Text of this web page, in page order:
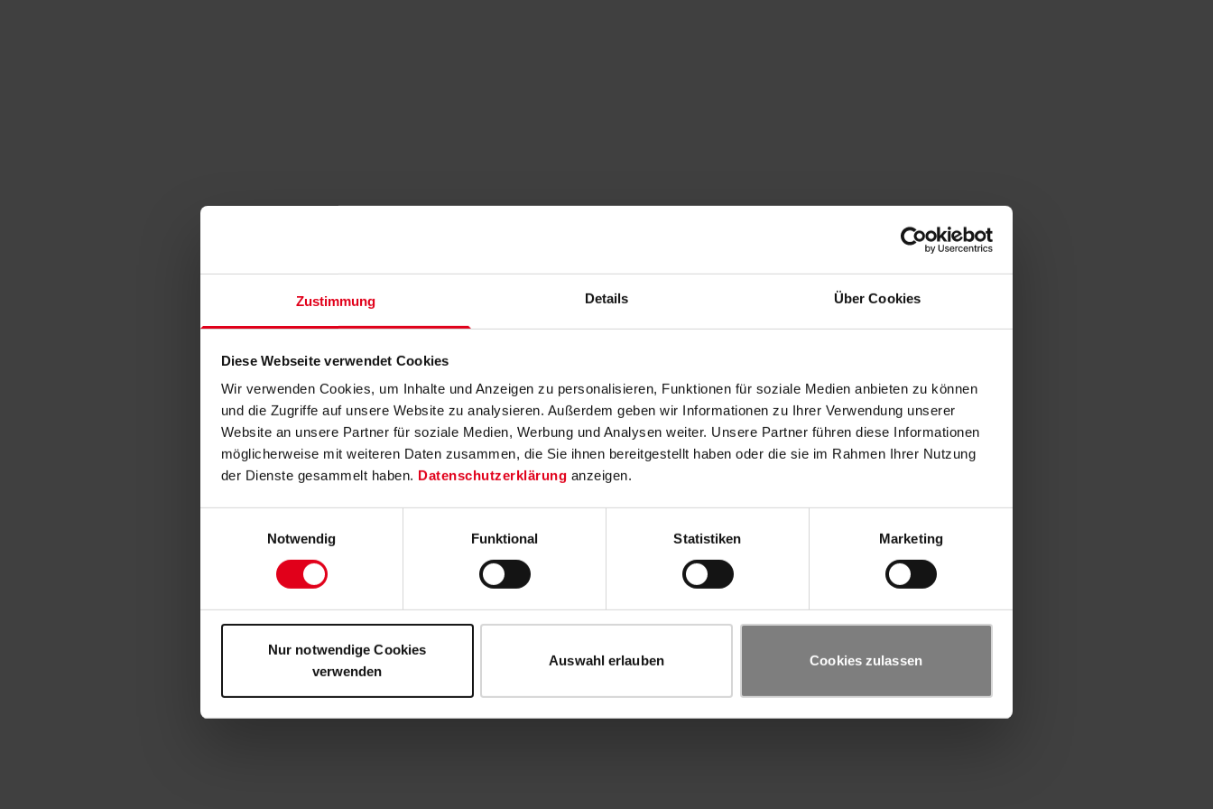
Zustimmung Details Über Cookies
Diese Webseite verwendet Cookies
Wir verwenden Cookies, um Inhalte und Anzeigen zu personalisieren, Funktionen für soziale Medien anbieten zu können
und die Zugriffe auf unsere Website zu analysieren. Außerdem geben wir Informationen zu Ihrer Verwendung unserer
Website an unsere Partner für soziale Medien, Werbung und Analysen weiter. Unsere Partner führen diese Informationen
möglicherweise mit weiteren Daten zusammen, die Sie ihnen bereitgestellt haben oder die sie im Rahmen Ihrer Nutzung
der Dienste gesammelt haben. Datenschutzerklärung anzeigen.
Notwendig
Funktional Statistiken Marketing
Nur notwendige Cookies
verwenden
Auswahl erlauben Cookies zulassen